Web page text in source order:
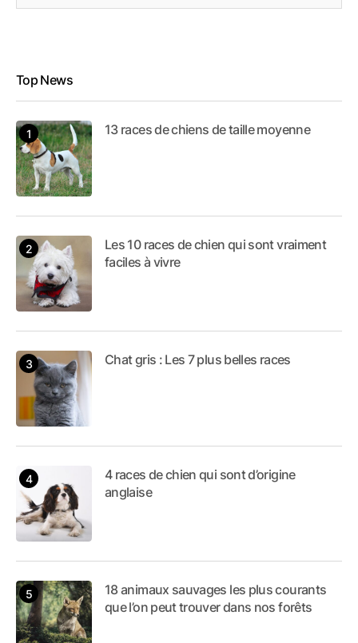
Top News
13 races de chiens de taille moyenne
Les 10 races de chien qui sont vraiment
faciles à vivre
Chat gris : Les 7 plus belles races
4 races de chien qui sont d’origine
anglaise
18 animaux sauvages les plus courants
que l’on peut trouver dans nos forêts